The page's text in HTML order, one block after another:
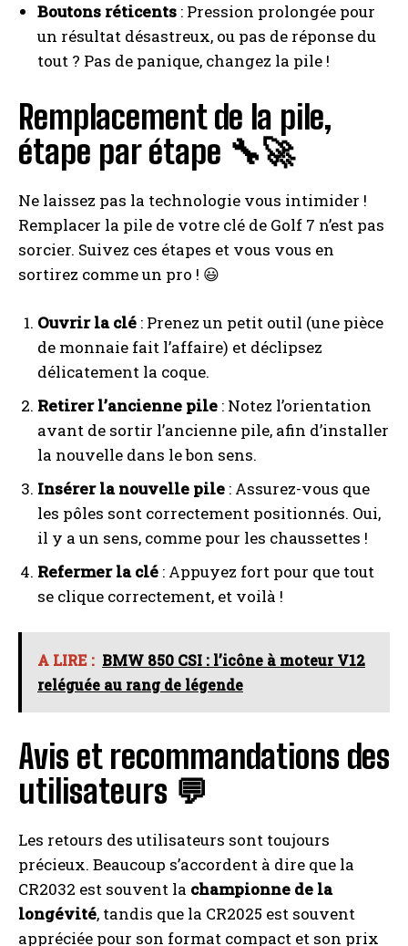
Boutons réticents : Pression prolongée pour
un résultat désastreux, ou pas de réponse du
tout ? Pas de panique, changez la pile !
Remplacement de la pile,
étape par étape 🔧🚀
Ne laissez pas la technologie vous intimider !
Remplacer la pile de votre clé de Golf 7 n’est pas
sorcier. Suivez ces étapes et vous vous en
sortirez comme un pro ! 😃
Ouvrir la clé : Prenez un petit outil (une pièce
de monnaie fait l’affaire) et déclipsez
délicatement la coque.
Retirer l’ancienne pile : Notez l’orientation
avant de sortir l’ancienne pile, afin d’installer
la nouvelle dans le bon sens.
Insérer la nouvelle pile : Assurez-vous que
les pôles sont correctement positionnés. Oui,
il y a un sens, comme pour les chaussettes !
Refermer la clé : Appuyez fort pour que tout
se clique correctement, et voilà !
A LIRE : BMW 850 CSI : l’icône à moteur V12
reléguée au rang de légende
Avis et recommandations des
utilisateurs 💬
Les retours des utilisateurs sont toujours
précieux. Beaucoup s’accordent à dire que la
CR2032 est souvent la championne de la
longévité, tandis que la CR2025 est souvent
appréciée pour son format compact et son prix